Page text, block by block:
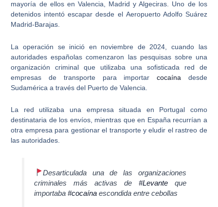
mayoría de ellos en Valencia, Madrid y Algeciras. Uno de los
detenidos intentó escapar desde el Aeropuerto Adolfo Suárez
Madrid-Barajas.
La operación se inició en noviembre de 2024, cuando las
autoridades españolas comenzaron las pesquisas sobre una
organización criminal que utilizaba una sofisticada red de
empresas de transporte para importar cocaína desde
Sudamérica a través del Puerto de Valencia.
La red utilizaba una empresa situada en Portugal como
destinataria de los envíos, mientras que en España recurrían a
otra empresa para gestionar el transporte y eludir el rastreo de
las autoridades.
Desarticulada una de las organizaciones
criminales más activas de #Levanteque
importaba#cocaína escondida entre cebollas